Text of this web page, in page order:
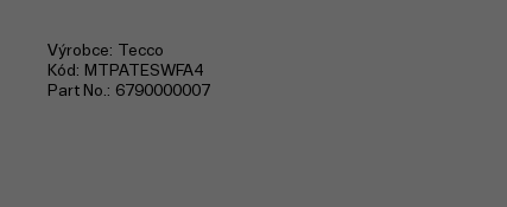
Výrobce Tecco
Kód
MTPATESWFA4
Part No. 6790000007